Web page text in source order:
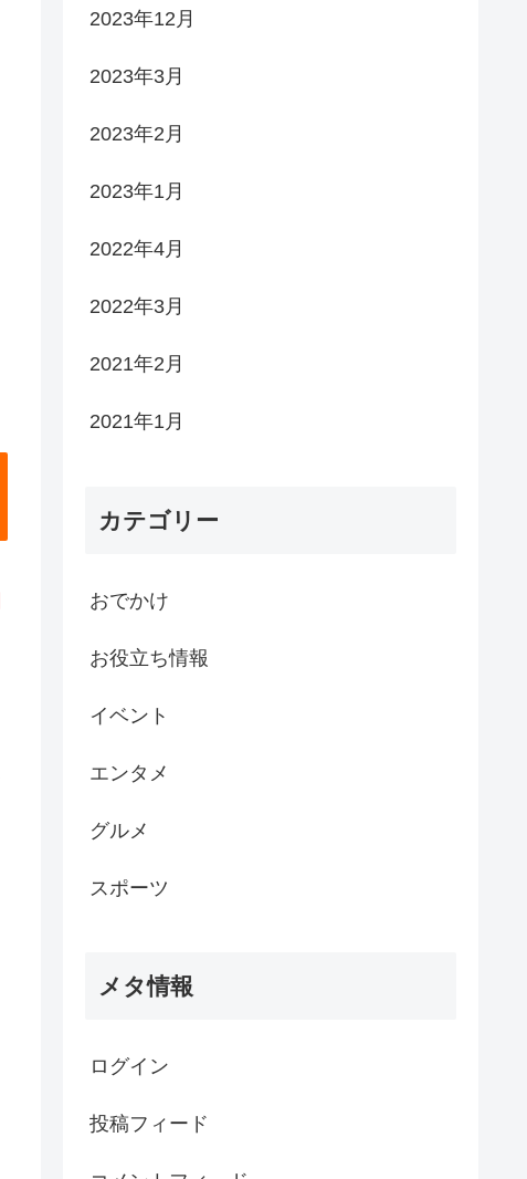
2023年12月
2023年3月
2023年2月
2023年1月
2022年4月
2022年3月
2021年2月
2021年1月
カテゴリー
おでかけ
お役立ち情報
イベント
エンタメ
グルメ
スポーツ
メタ情報
ログイン
投稿フィード